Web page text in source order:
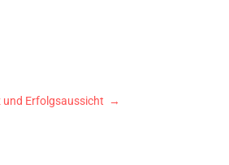
und Erfolgsaussicht →